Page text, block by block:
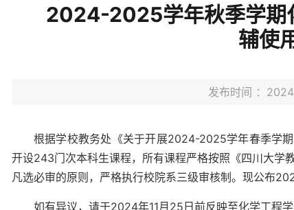
2024-2025学年秋季学期
辅使
发布时间 ：
根据学校教务处《关于开展2024-2025学年春季学
开设243门次本科生课程，所有课程严格按照《四川大
凡选必审的原则，严格执行校院系三级审核制。现公布
如有异议，请于2024年11月25日前反映至化学工程